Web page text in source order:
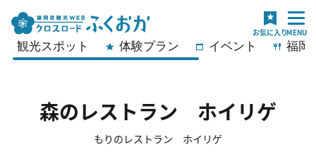
観光スポット 体験プラン イベント 福岡
森のレストラン ホイリゲ
もりのレストラン ホイリゲ